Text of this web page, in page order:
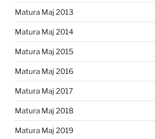
Matura Maj 2013
Matura Maj 2014
Matura Maj 2015
Matura Maj 2016
Matura Maj 2017
Matura Maj 2018
Matura Maj 2019